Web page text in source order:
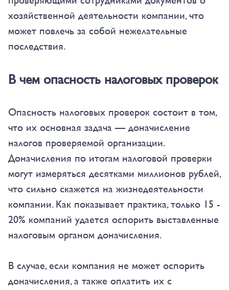
хозяйственной деятельности компании, что
может повлечь за собой нежелательные
последствия.
В чем опасность налоговых проверок
Опасность налоговых проверок состоит в том,
что их основная задача — доначисление
налогов проверяемой организации.
Доначисления по итогам налоговой проверки
могут измеряться десятками миллионов рублей,
что сильно скажется на жизнедеятельности
компании. Как показывает практика, только 15 -
20% компаний удается оспорить выставленные
налоговым органом доначисления.
В случае, если компания не может оспорить
доначисления, а также оплатить их с